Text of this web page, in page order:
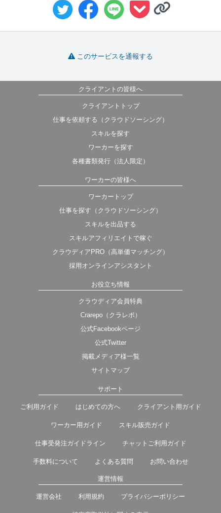
このサービスを通報する
クライアントの皆様へ
クライアントトップ
仕事を依頼する（クラウドソーシング）
スキルを探す
ワーカーを探す
各種書類発行（法人限定）
ワーカーの皆様へ
ワーカートップ
仕事を探す（クラウドソーシング）
スキルを出品する
スキルアフィリエイトで稼ぐ
クラウディアPRO（高単価マッチング）
採用オンラインアシスタント
お役立ち情報
クラウディア会員特典
Crarepo（クラレポ）
公式Facebookページ
公式Twitter
掲載メディア様一覧
サイトマップ
サポート
ご利用ガイド はじめての方へ クライアント用ガイド
ワーカー用ガイド スキル販売ガイド
仕事受発注ガイドライン チャットご利用ガイド
手数料について よくある質問 お問い合わせ
運営情報
運営会社 利用規約 プライバシーポリシー